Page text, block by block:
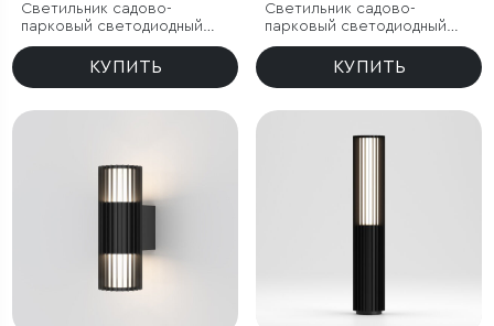
Светильник садово-
парковый светодиодный
Twinray 3000K
КУПИТЬ
Светильник садово-
парковый светодиодный
Firenze черный
КУПИТЬ